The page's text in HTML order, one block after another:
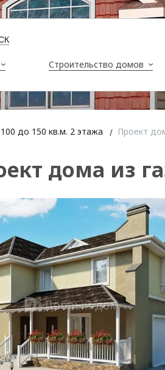
Строительство домов
до 150 кв.м. 2 этажа Проект
дома из